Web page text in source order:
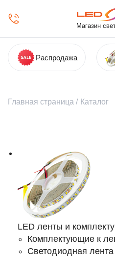
Магазин
Распродажа
Главная страница / Каталог
LED ленты и
Комплектующие к
Светодиодная